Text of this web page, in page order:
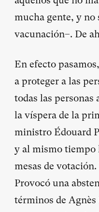
mucha gente, y no
vacunación–. De
En efecto
a proteger a las
todas las
la víspera de la
ministro Édouard
y al mismo tiempo
mesas de
Provocó una
términos de